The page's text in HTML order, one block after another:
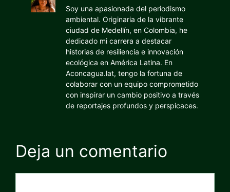
Soy una apasionada del periodismo
ambiental. Originaria de la vibrante
ciudad de Medellín, en Colombia, he
dedicado mi carrera a destacar
historias de resiliencia e innovación
ecológica en América Latina. En
Aconcagua.lat, tengo la fortuna de
colaborar con un equipo comprometido
con inspirar un cambio positivo a través
de reportajes profundos y perspicaces.
Deja un comentario